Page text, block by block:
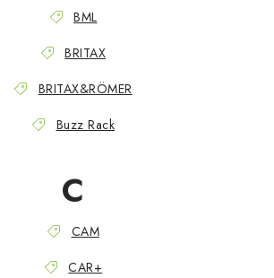
Napište nám
Reklamace
BML
BRITAX
BRITAX&RÖMER
Buzz Rack
C
CAM
CAR+